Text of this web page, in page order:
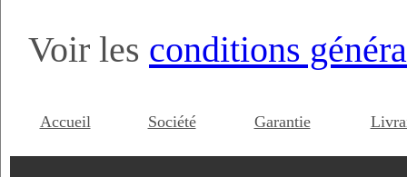
Voir les conditions
Accueil Société Garantie